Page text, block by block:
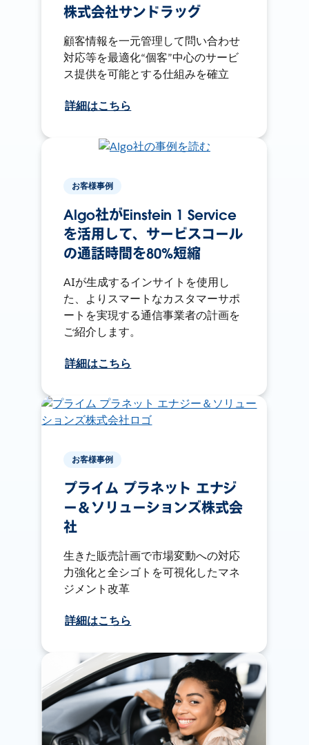
株式会社サンドラッグ
顧客情報を一元管理して問い合わせ
対応等を最適化“個客”中心のサービ
ス提供を可能とする仕組みを確立
詳細はこちら
お客様事例
Algo社がEinstein 1 Service
を活用して、サービスコール
の通話時間を80%短縮
AIが生成するインサイトを使用し
た、よりスマートなカスタマーサポ
ートを実現する通信事業者の計画を
ご紹介します。
詳細はこちら
お客様事例
プライム プラネット エナジ
ー＆ソリューションズ株式会
社
生きた販売計画で市場変動への対応
力強化と全シゴトを可視化したマネ
ジメント改革
詳細はこちら